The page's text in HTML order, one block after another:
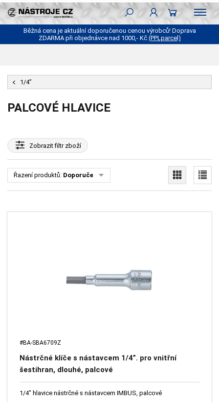
Běžná cena je aktuální doporučenou cenou výrobců! Doprava
ZDARMA při objednávce nad 1000,- Kč (PPLparcel)
1/4”
PALCOVÉ HLAVICE
Zobrazitfiltr zboží
Řazení produktů: Doporučené
#BA-SBA6709Z
Nástrčné klíče s nástavcem 1/4”. pro vnitřní
šestihran, dlouhé, palcové
1/4" hlavice nástrčné s nástavcem IMBUS, palcové